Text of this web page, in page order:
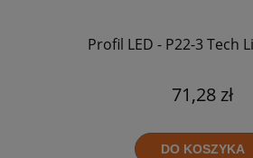
Profil LED - P22-3 Tech
71,28 zł
DO KOSZYKA